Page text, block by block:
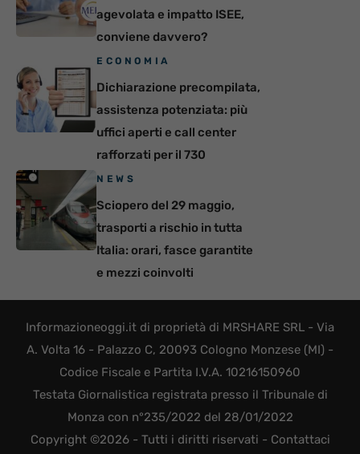
agevolata e impatto ISEE,
conviene davvero?
ECONOMIA
Dichiarazione precompilata,
assistenza potenziata: più
uffici aperti e call center
rafforzati per il 730
NEWS
Sciopero del 29 maggio,
trasporti a rischio in tutta
Italia: orari, fasce garantite
e mezzi coinvolti
Informazioneoggi.it di proprietà di MRSHARE SRL - Via
A. Volta 16 - Palazzo C, 20093 Cologno Monzese (MI) -
Codice Fiscale e Partita I.V.A. 10216150960
Testata Giornalistica registrata presso il Tribunale di
Monza con n°235/2022 del 28/01/2022
Copyright ©2026 - Tutti i diritti riservati - Contattaci